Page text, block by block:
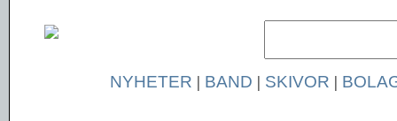
NYHETER | BAND | SKIVOR |